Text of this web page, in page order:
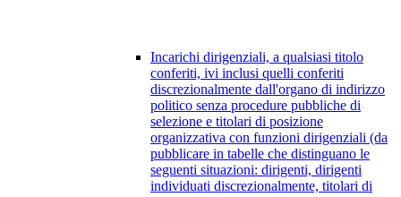
Incarichi dirigenziali, a qualsiasi titolo
conferiti, ivi inclusi quelli conferiti
discrezionalmente dall'organo di indirizzo
politico senza procedure pubbliche di
selezione e titolari di posizione
organizzativa con funzioni dirigenziali (da
pubblicare in tabelle che distinguano le
seguenti situazioni: dirigenti, dirigenti
individuati discrezionalmente, titolari di